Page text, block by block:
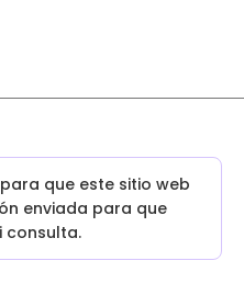
que este sitio web
enviada para que
consulta.